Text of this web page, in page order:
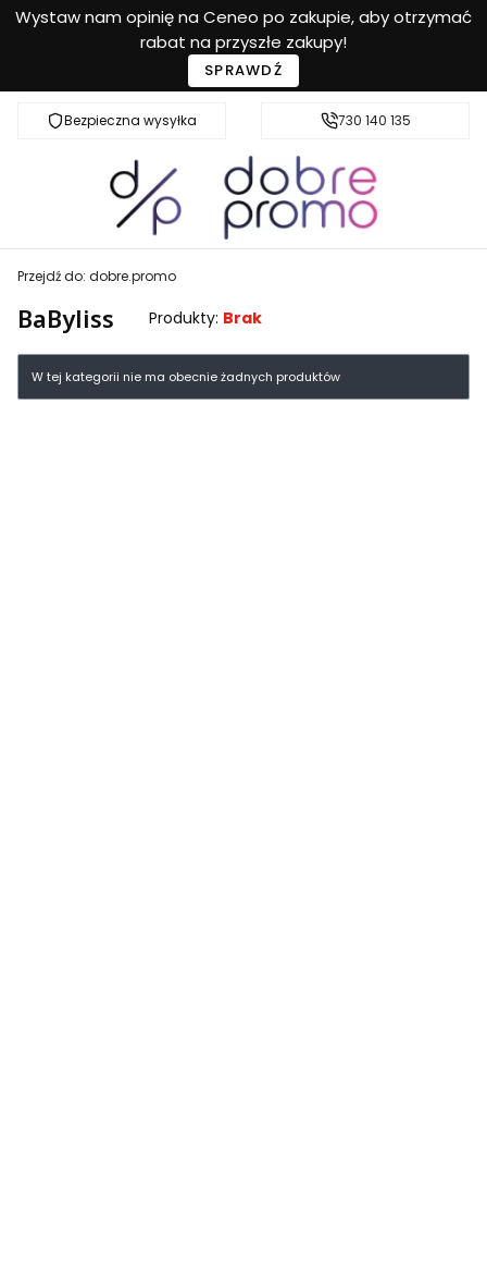
Wystaw nam opinię na Ceneo po zakupie, aby otrzymać
rabat na przyszłe zakupy!
SPRAWDŹ
Bezpieczna wysyłka Przyjazna pomoc
730 140 135
Przejdź do: dobre.promo
BaByliss Produkty: Brak
Lista produktów
W tej kategorii nie ma obecnie żadnych produktów